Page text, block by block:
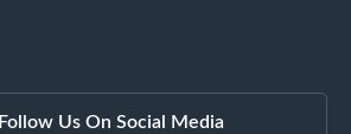
Follow Us On Social Media